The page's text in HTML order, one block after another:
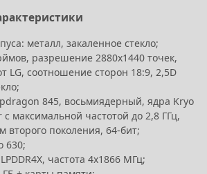
металл, закаленное стекло;
разрешение 2880х1440 точек,
LG, соотношение сторон 18:9, 2,5D
845, восьмиядерный, ядра Kryo
с максимальной частотой до 2,8 ГГц,
второго поколения, 64-бит;
630;
частота 4х1866 МГц;